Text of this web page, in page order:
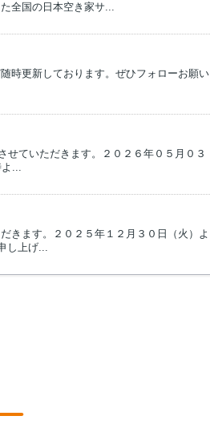
全国の日本空き家サ...
時更新しております。ぜひフォローお願い
せていただきます。２０２６年０５月０３
...
きます。２０２５年１２月３０日（火）よ
し上げ...